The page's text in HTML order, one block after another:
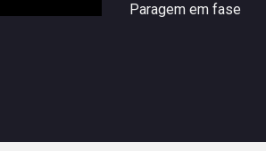
Paragem em fase